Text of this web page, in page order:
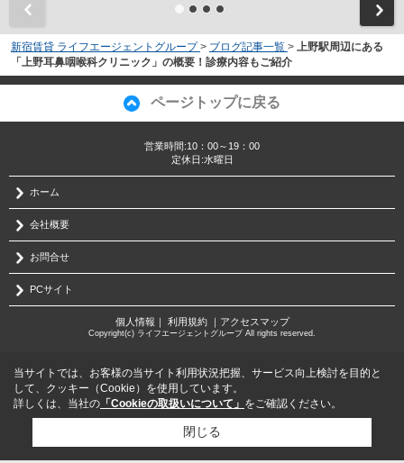
新宿賃貸 ライフエージェントグループ > ブログ記事一覧 > 上野駅周辺にある
「上野耳鼻咽喉科クリニック」の概要！診療内容もご紹介
ページトップに戻る
営業時間:10：00～19：00
定休日:水曜日
ホーム
会社概要
お問合せ
PCサイト
個人情報 ｜ 利用規約｜ アクセスマップ
Copyright(c) ライフエージェントグループ All rights reserved.
当サイトでは、お客様の当サイト利用状況把握、サービス向上検討を目的と
して、クッキー（Cookie）を使用しています。
詳しくは、当社の 「Cookieの取扱いについて」 をご確認ください。
閉じる